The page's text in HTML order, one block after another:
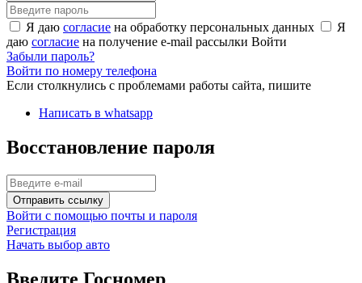
Я даю согласие на обработку персональных данных
Я
даю согласие на получение e-mail рассылки Войти
Забыли пароль?
Войти по номеру телефона
Если столкнулись с проблемами работы сайта, пишите
Написать в whatsapp
Восстановление пароля
Отправить ссылку
Войти с помощью почты и пароля
Регистрация
Начать выбор авто